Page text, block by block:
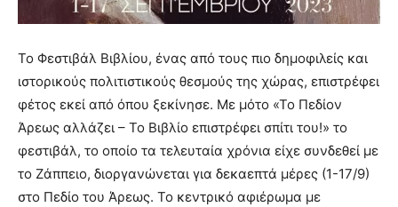
Το Φεστιβάλ Βιβλίου, ένας από τους πιο δημοφιλείς και
ιστορικούς πολιτιστικούς θεσμούς της χώρας, επιστρέφει
φέτος εκεί από όπου ξεκίνησε. Με μότο «Το Πεδίον
Άρεως αλλάζει – Το Βιβλίο επιστρέφει σπίτι του!» το
φεστιβάλ, το οποίο τα τελευταία χρόνια είχε συνδεθεί με
το Ζάππειο, διοργανώνεται για δεκαεπτά μέρες (1-17/9)
στο Πεδίο του Άρεως. Το κεντρικό αφιέρωμα με